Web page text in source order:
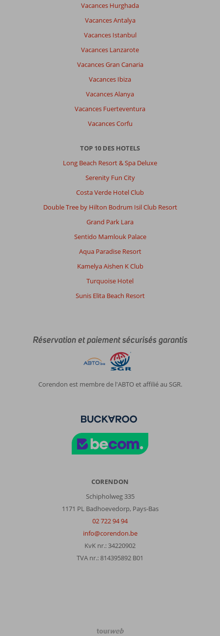
Vacances Hurghada
Vacances Antalya
Vacances Istanbul
Vacances Lanzarote
Vacances Gran Canaria
Vacances Ibiza
Vacances Alanya
Vacances Fuerteventura
Vacances Corfu
TOP 10 DES HOTELS
Long Beach Resort & Spa Deluxe
Serenity Fun City
Costa Verde Hotel Club
Double Tree by Hilton Bodrum Isil Club Resort
Grand Park Lara
Sentido Mamlouk Palace
Aqua Paradise Resort
Kamelya Aishen K Club
Turquoise Hotel
Sunis Elita Beach Resort
Réservation et paiement sécurisés garantis
Corendon est membre de l'ABTO et affilié au SGR.
CORENDON
Schipholweg 335
1171 PL Badhoevedorp, Pays-Bas
02 722 94 94
info@corendon.be
KvK nr.: 34220902
TVA nr.: 814395892 B01
TourWeb